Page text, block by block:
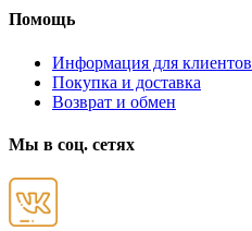
Помощь
Информация для клиентов
Покупка и доставка
Возврат и обмен
Мы в соц. сетях